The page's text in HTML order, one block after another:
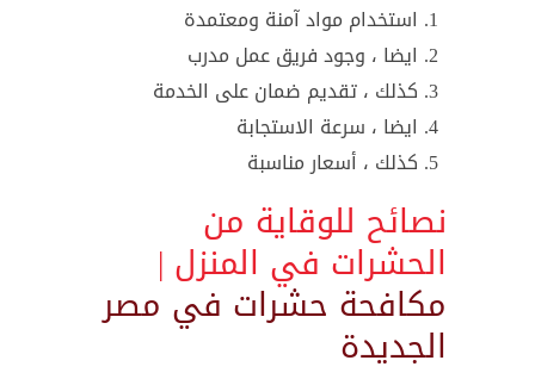
استخدام مواد آمنة ومعتمدة
ايضا ، وجود فريق عمل مدرب
كذلك ، تقديم ضمان على الخدمة
ايضا ، سرعة الاستجابة
كذلك ، أسعار مناسبة
نصائح للوقاية من
الحشرات في المنزل |
مكافحة حشرات في مصر
الجديدة